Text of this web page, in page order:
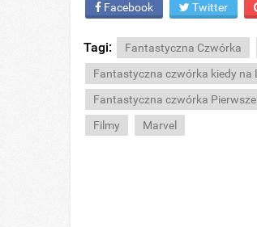
Facebook Twitter
Tagi: Fantastyczna Czwórka
Fantastyczna czwórka kiedy na
Fantastyczna czwórka
Filmy
Marvel